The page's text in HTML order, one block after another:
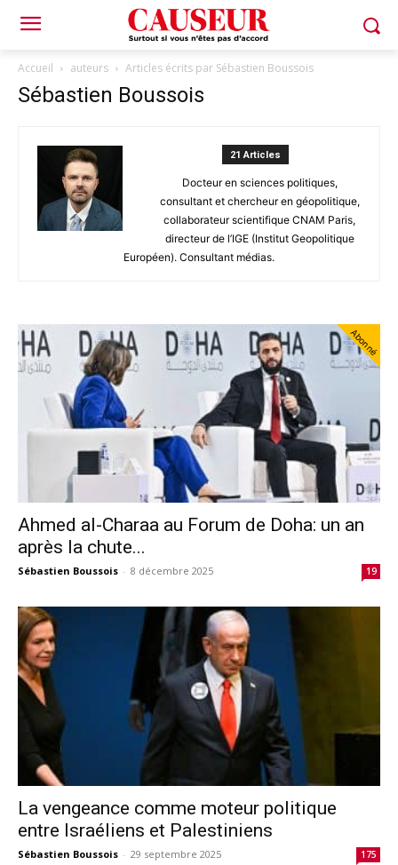
Accueil auteurs Articles écrits par Sébastien Boussois
Sébastien Boussois
21 Articles
Docteur en sciences politiques,
consultant et chercheur en géopolitique,
collaborateur scientifique CNAM Paris,
directeur de l’IGE (Institut Geopolitique
Européen). Consultant médias.
Abonné
Ahmed al-Charaa au Forum de Doha: un an
après la chute...
Sébastien Boussois - 8 décembre 2025 19
La vengeance comme moteur politique
entre Israéliens et Palestiniens
Sébastien Boussois - 29 septembre 2025 175